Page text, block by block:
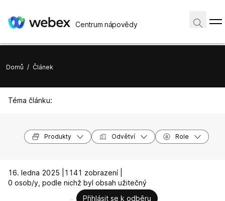
Centrum nápovědy
Domů / Článek
Téma článku:
Produkty Odvětví Role
16. ledna 2025 |
1141 zobrazení |
0 osob/y, podle nichž byl obsah užitečný
Přihlásit se k odběru